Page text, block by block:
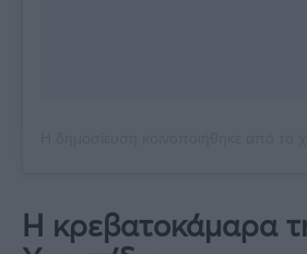
Η κρεβατοκάμαρα